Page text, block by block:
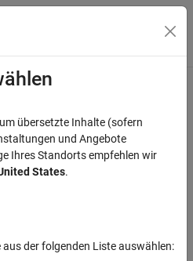
Canvas-
was this information?
übersetzte Inhalte (sofern
und Angebote
Ihres Standorts empfehlen wir
States.
aus der folgenden Liste auswählen: